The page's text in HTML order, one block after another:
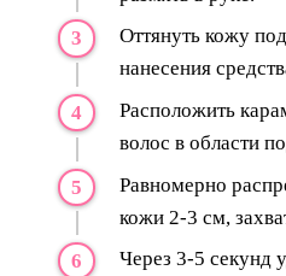
Оттянуть кожу
нанесения
Расположить
волос в области
Равномерно
кожи 2-3 см,
Через 3-5 секунд